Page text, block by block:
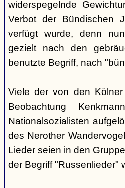
widerspegelnde
Verbot der Bündischen
verfügt wurde, denn
gezielt nach den
benutzte Begriff, nach
Viele der von den
Beobachtung
Nationalsozialisten
des Nerother
Lieder seien in den
der Begriff "Russenlieder"